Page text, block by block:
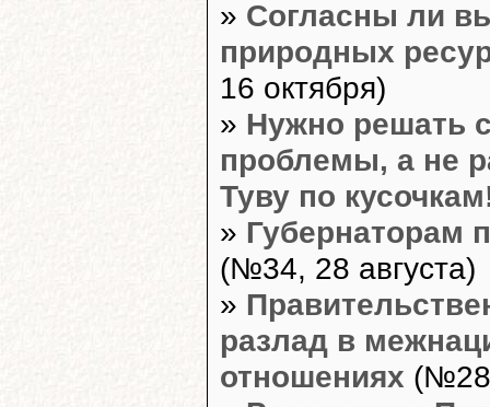
» Согласны ли
природных
16 октября)
» Нужно решать
проблемы, а не
Туву по
» Губернаторам
(№34, 28 августа)
»
разлад в
отношениях